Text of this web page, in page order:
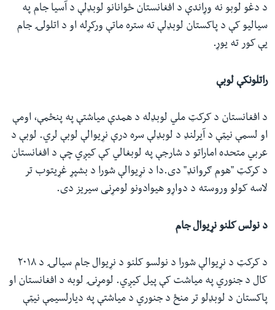
د دغو لوبو نه وړاندې د افغانستان ځوانانو لوبډلې د آسیا جام په
سیالیو کې د پاکستان لوبډلې ته ستره ماتې ورکړله او د اتلولۍ جام
یې کور ته یوړ.
راتلونکې لوبې
د افغانستان د کرکټ ملي لوبډله د همدې میاشتې په پنځمې، اومې
او لسمې نیټې د آیرلنډ د لوبډلې سره درې نړیوالې لوبې لري. لوبې د
عربي متحده اماراتو د شارجې په لوبغالي کې کیږي چې د افغانستان
د کرکټ "هوم ګروانډ" دی.دا د نړیوالې شورا د بشپړ غړيتوب تر
لاسه کولو وروسته د دواړو هیوادونو لومړنی سیریز دی.
د نولس کلنو نړیوال جام
د کرکټ د نړیوالې شورا د نولسو کلنو د نړیوال جام سیالۍ د ۲۰۱۸
کال د جنوري په میاشت کې پیل کیږي. لومړنۍ لوبه د افغانستان او
پاکستان د لوبډلو تر منځ د جنوري د میاشتې په دیارلسیمې نیټې